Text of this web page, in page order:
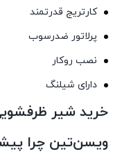
کارتریج قدرتمند
پرلاتور ضدرسوب
نصب روکار
دارای شیلنگ
ویسن‌تین چرا